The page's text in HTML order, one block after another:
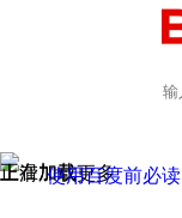
正在加载
上滑加载更多
使用百度前必